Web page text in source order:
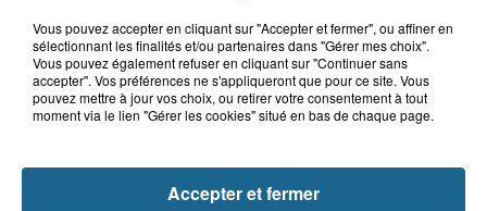
Gagnez vos entrées pour le parc
Vous pouvez accepter en cliquant sur "Accepter et fermer", ou affiner en
sélectionnant les finalités et/ou partenaires dans "Gérer mes choix".
Vous pouvez également refuser en cliquant sur "Continuer sans
accepter". Vos préférences ne s'appliqueront que pour ce site. Vous
pouvez mettre à jour vos choix, ou retirer votre consentement à tout
moment via le lien "Gérer les cookies" situé en bas de chaque page.
Accepter et fermer